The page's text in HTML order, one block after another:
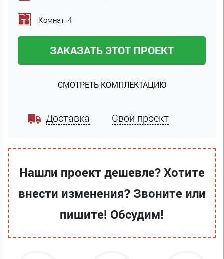
Комнат: 4
ЗАКАЗАТЬ ЭТОТ ПРОЕКТ
СМОТРЕТЬ КОМПЛЕКТАЦИЮ
Доставка Свой проект
Нашли проект дешевле? Хотите
внести изменения? Звоните или
пишите! Обсудим!